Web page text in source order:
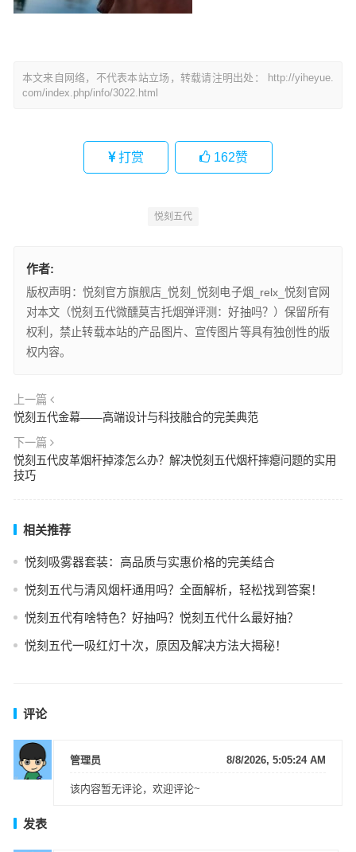
本文来自网络，不代表本站立场，转载请注明出处：
http://yiheyue.
com/index.php/info/3022.html
打赏 162赞
悦刻五代
作者:
版权声明：悦刻官方旗舰店_悦刻_悦刻电子烟_relx_悦刻官网
对本文（悦刻五代微醺莫吉托烟弹评测：好抽吗？）保留所有
权利，禁止转载本站的产品图片、宣传图片等具有独创性的版
权内容。
上一篇
悦刻五代金幕——高端设计与科技融合的完美典范
下一篇
悦刻五代皮革烟杆掉漆怎么办？解决悦刻五代烟杆摔瘪问题的实用
技巧
相关推荐
悦刻吸雾器套装：高品质与实惠价格的完美结合
悦刻五代与清风烟杆通用吗？全面解析，轻松找到答案！
悦刻五代有啥特色？好抽吗？悦刻五代什么最好抽？
悦刻五代一吸红灯十次，原因及解决方法大揭秘！
评论
8/8/2026, 5:05:24 AM
管理员
该内容暂无评论，欢迎评论~
发表